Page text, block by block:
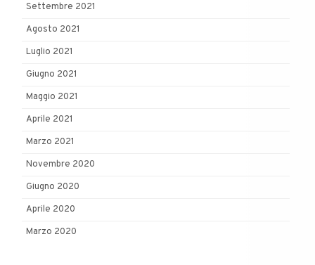
Settembre 2021
Agosto 2021
Luglio 2021
Giugno 2021
Maggio 2021
Aprile 2021
Marzo 2021
Novembre 2020
Giugno 2020
Aprile 2020
Marzo 2020